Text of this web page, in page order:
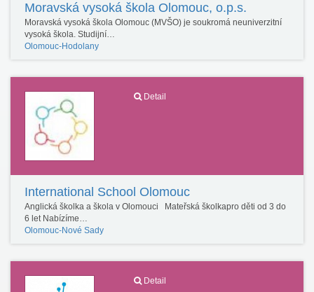
Moravská vysoká škola Olomouc, o.p.s.
Moravská vysoká škola Olomouc (MVŠO) je soukromá neuniverzitní
vysoká škola. Studijní…
Olomouc-Hodolany
Detail
International School Olomouc
Anglická školka a škola v Olomouci Mateřská školkapro děti od 3 do
6 let Nabízíme…
Olomouc-Nové Sady
Detail